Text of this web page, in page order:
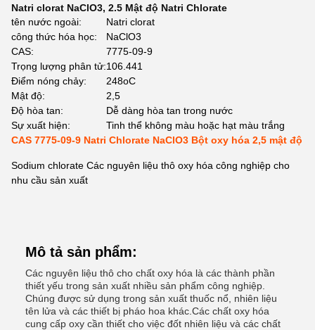
Natri clorat NaClO3, 2.5 Mật độ Natri Chlorate
tên nước ngoài:
Natri clorat
công thức hóa học:
NaClO3
CAS:
7775-09-9
Trọng lượng phân tử:106.441
Điểm nóng chảy:
248oC
Mật độ:
2,5
Độ hòa tan:
Dễ dàng hòa tan trong nước
Sự xuất hiện:
Tinh thể không màu hoặc hạt màu trắng
CAS 7775-09-9 Natri Chlorate NaClO3 Bột oxy hóa 2,5 mật độ
Sodium chlorate Các nguyên liệu thô oxy hóa công nghiệp cho
nhu cầu sản xuất
Mô tả sản phẩm:
Các nguyên liệu thô cho chất oxy hóa là các thành phần
thiết yếu trong sản xuất nhiều sản phẩm công nghiệp.
Chúng được sử dụng trong sản xuất thuốc nổ, nhiên liệu
tên lửa và các thiết bị pháo hoa khác.Các chất oxy hóa
cung cấp oxy cần thiết cho việc đốt nhiên liệu và các chất